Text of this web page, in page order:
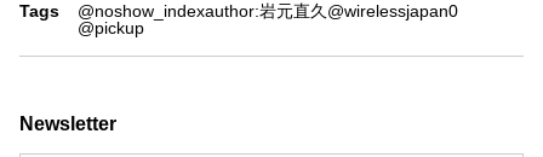
Tags @noshow_indexauthor:岩元直久@wirelessjapan0
@pickup
Newsletter